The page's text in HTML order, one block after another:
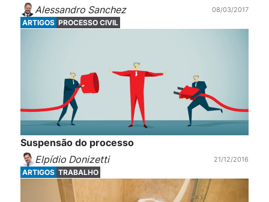
Alessandro Sanchez
08/03/2017
ARTIGOS PROCESSO CIVIL
Suspensão do processo
Elpídio Donizetti
21/12/2016
ARTIGOS TRABALHO